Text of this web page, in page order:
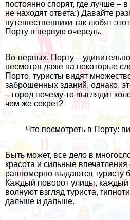
постоянно спорят, где лучше –
не находят ответа:) Давайте
путешественники так любят
Порту в первую очередь.
Во-первых, Порту –
несмотря даже на некоторые
Порто, туристы видят
заброшенных зданий, однако,
– город почему-то выглядит
чем же секрет?
Что посмотреть в Порту:
Быть может, все дело в
красота и сильные
равномерно выдаются туристу
Каждый поворот улицы, каждый
волнуют взгляд туриста,
дальше и дальше.